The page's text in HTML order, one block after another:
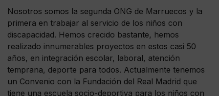
Nosotros somos la segunda ONG de Marruecos y la
primera en trabajar al servicio de los niños con
discapacidad. Hemos crecido bastante, hemos
realizado innumerables proyectos en estos casi 50
años, en integración escolar, laboral, atención
temprana, deporte para todos. Actualmente tenemos
un Convenio con la Fundación del Real Madrid que
tiene una escuela socio-deportiva para los niños con